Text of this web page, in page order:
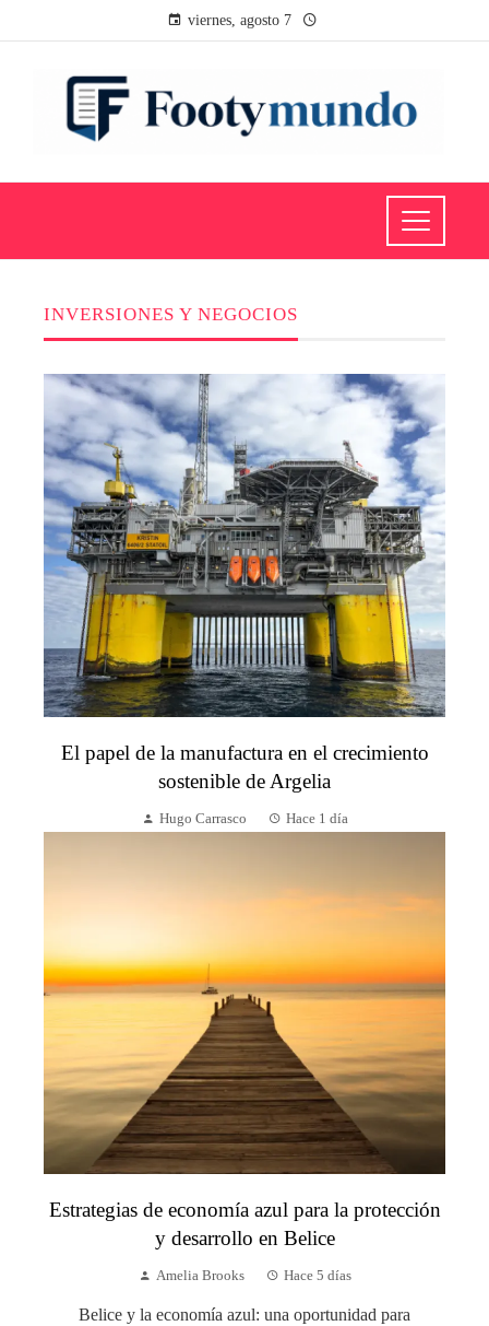
viernes, agosto 7
INVERSIONES Y NEGOCIOS
El papel de la manufactura en el crecimiento
sostenible de Argelia
Hugo Carrasco Hace 1 día
Estrategias de economía azul para la protección
y desarrollo en Belice
Amelia Brooks Hace 5 días
Belice y la economía azul: una oportunidad para